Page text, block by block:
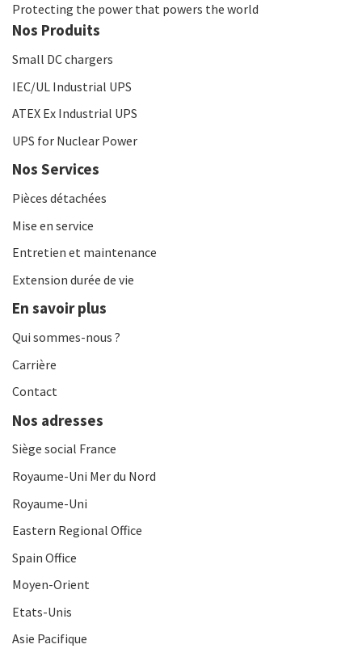
Protecting the power that powers the world
Nos Produits
Small DC chargers
IEC/UL Industrial UPS
ATEX Ex Industrial UPS
UPS for Nuclear Power
Nos Services
Pièces détachées
Mise en service
Entretien et maintenance
Extension durée de vie
En savoir plus
Qui sommes-nous ?
Carrière
Contact
Nos adresses
Siège social France
Royaume-Uni Mer du Nord
Royaume-Uni
Eastern Regional Office
Spain Office
Moyen-Orient
Etats-Unis
Asie Pacifique